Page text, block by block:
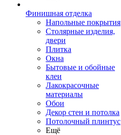
Финишная отделка
Напольные покрытия
Столярные изделия,
двери
Плитка
Окна
Бытовые и обойные
клеи
Лакокрасочные
материалы
Обои
Декор стен и потолка
Потолочный плинтус
Ещё